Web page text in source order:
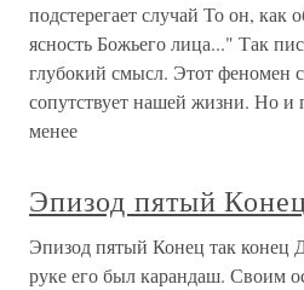
подстерегает случай То он, как
ясность Божьего лица..." Так
глубокий смысл. Этот феномен
сопутствует нашей жизни. Но и
менее
Эпизод пятый
Эпизод пятый Конец так конец
руке его был карандаш. Своим